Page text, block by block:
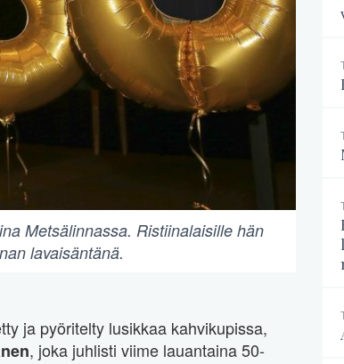
Metsälinnassa. Ristiinalaisille hän
lavaisäntänä.
ja pyöritelty lusikkaa kahvikupissa,
, joka juhlisti viime lauantaina 50-